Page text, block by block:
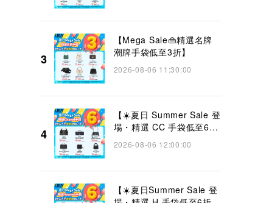
3
【Mega Sale👜精選名牌
潮牌手袋低至3折】
2026-08-06 11:30:00
4
【☀️夏日 Summer Sale 登
場・精選 CC 手袋低至6折
2026-08-06 12:00:00
【☀️夏日Summer Sale 登